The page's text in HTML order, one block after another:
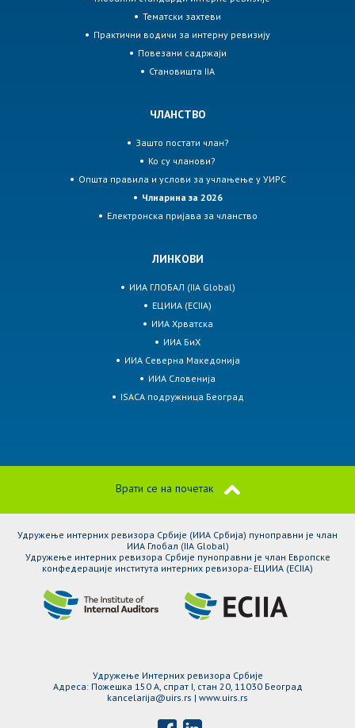
Тематски захтеви
Практични водичи за интерну ревизију
Повезани садржаји
Становишта IIA
ЧЛАНСТВО
Зашто постати члан?
Ко су чланови?
Општа правила и услови за учлањење у УИРС
Члнарина за 2026
Електронска пријава за чланство
ЛИНКОВИ
ИИА ГЛОБАЛ (IIA Global)
ЕЦИИА (ECIIA)
ИИА Хрватска
ИИА БиХ
ИИА Северна Македонија
ИИА Словенија
ISACA подружница Београд
Врати се на почетак
Удружење интерних ревизора Србије (ИИА Србија) пуноправни је члан
ИИА Глобал (IIA Global)
Удружење интерних ревизора Србије пуноправни је члан Европске
конфедерације института интерних ревизора- ЕЦИИА (ЕCIIA)
Удружење Интерних ревизора Србије
Адреса: Пожешка 150 A, спрат I, стан 20, 11030 Београд
kancelarija@uirs.rs | www.uirs.rs